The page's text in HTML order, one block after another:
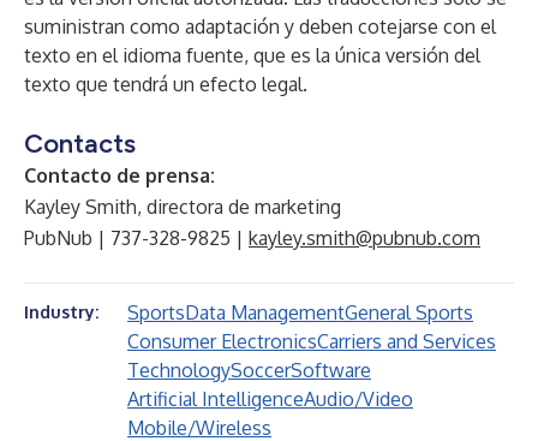
suministran como adaptación y deben cotejarse con el
texto en el idioma fuente, que es la única versión del
texto que tendrá un efecto legal.
Contacts
Contacto de prensa:
Kayley Smith, directora de marketing
PubNub | 737-328-9825 | kayley.smith@pubnub.com
Industry: SportsData ManagementGeneral Sports
Consumer ElectronicsCarriers and Services
TechnologySoccerSoftware
Artificial IntelligenceAudio/Video
Mobile/Wireless